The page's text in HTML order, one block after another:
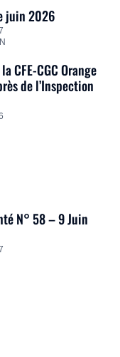
juin 2026
CFE-CGC Orange
de l’Inspection
N° 58 – 9 Juin